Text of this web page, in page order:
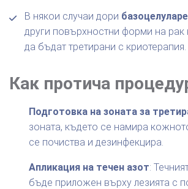
В някои случаи дори
други повърхностни форми на рак
да бъдат третирани с криотерапия.
Как протича
Подготовка на зоната за
зоната, където се намира
се почиства и дезинфекцира.
Апликация на течен азот:
бъде приложен върху лезията с